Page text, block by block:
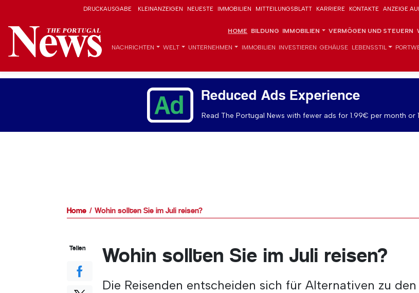
DRUCKAUSGABE KLEINANZEIGEN NEUESTE IMMOBILIEN MITTEILUNGSBLATT KARRIERE KONTAKTE ANZEIGE
HOME BILDUNG IMMOBILIEN VERMÖGEN UND STEUERN
NACHRICHTEN WELT UNTERNEHMEN IMMOBILIEN INVESTIEREN GEHÄUSE LEBENSSTIL
Reduced Ads Experience
Read The Portugal News with fewer ads for 1.99€ per month or
Home Wohin sollten Sie im Juli reisen?
Wohin sollten Sie im Juli reisen?
Die Reisenden entscheiden sich für Alternativen zu den
Teilen